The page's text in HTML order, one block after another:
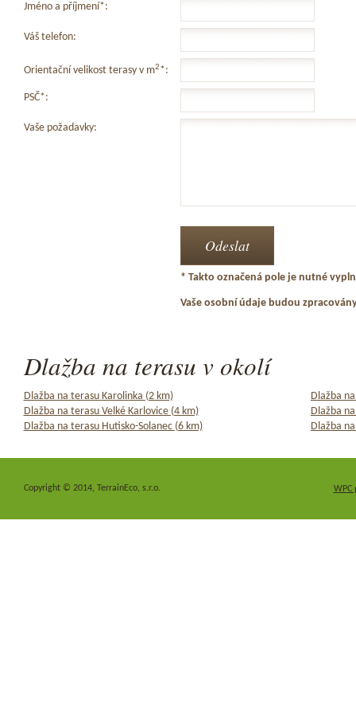
Jméno a příjmení*:
Váš telefon:
Orientační velikost terasy v m2*:
PSČ*:
Vaše požadavky:
* Takto označená pole je nutné
Vaše osobní údaje budou
Dlažba na terasu v okolí
Dlažba na terasu Karolinka (2 km)
Dlažba
Dlažba na terasu Velké Karlovice (4 km)
Dlažba
Dlažba na terasu Hutisko-Solanec (6 km)
Dlažba
WPC
Copyright © 2014, TerrainEco, s.r.o.